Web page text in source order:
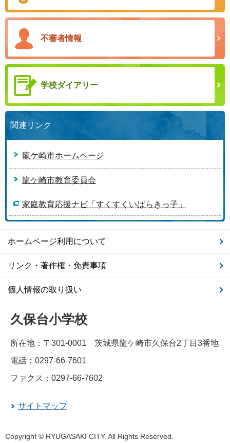
不審者情報
学校ダイアリー
関連リンク
龍ケ崎市ホームページ
龍ケ崎市教育委員会
家庭教育応援ナビ「すくすくいばらきっ子」
ホームページ利用について
リンク・著作権・免責事項
個人情報の取り扱い
久保台小学校
所在地：〒301-0001 茨城県龍ケ崎市久保台2丁目3番地
電話：0297-66-7601
ファクス：0297-66-7602
サイトマップ
Copyright © RYUGASAKI CITY. All Rights Reserved.